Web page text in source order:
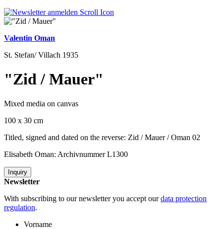
Valentin Oman
St. Stefan/ Villach 1935
"Zid / Mauer"
Mixed media on canvas
100 x 30 cm
Titled, signed and dated on the reverse: Zid / Mauer / Oman 02
Elisabeth Oman: Archivnummer L1300
Inquiry
Newsletter
With subscribing to our newsletter you accept ourdata protection
regulation.
Vorname